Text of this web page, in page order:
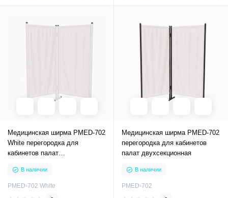
Медицинская ширма PMED-702
White перегородка для
кабинетов палат
каркасом
В наличии
PMED-702 White
Медицинская ширма PMED-702
перегородка для кабинетов
палат двухсекционная
В наличии
PMED-702